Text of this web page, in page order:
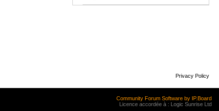
Privacy Policy
Community Forum Software by IP.Board
Licence accordée à : Logic Sunrise Ltd